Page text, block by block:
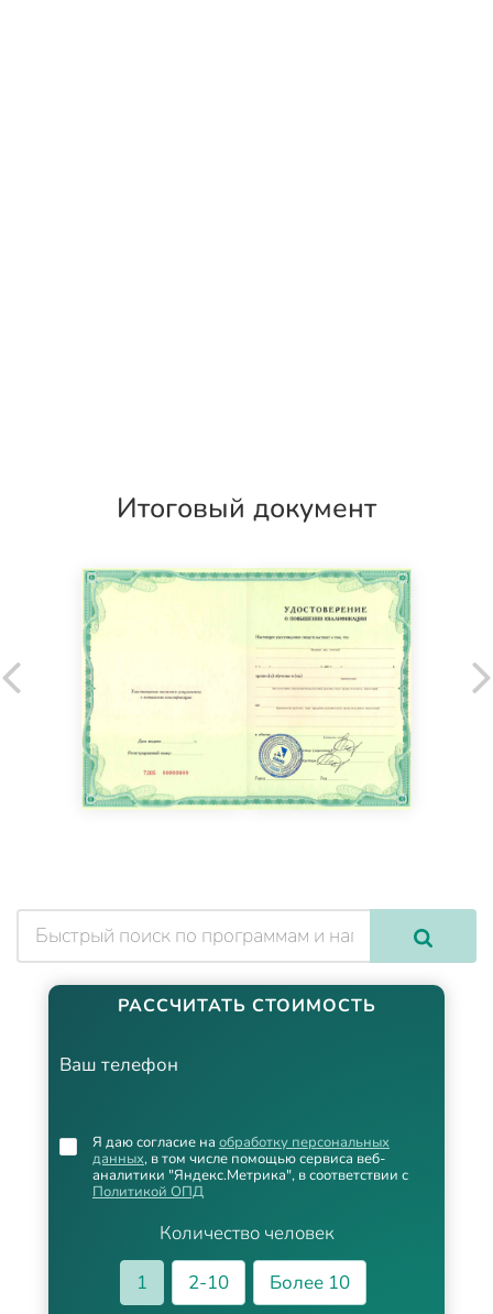
Итоговый документ
РАССЧИТАТЬ СТОИМОСТЬ
Ваш телефон
Количество человек
1
2-10
Более 10
Я даю согласие на обработку персональных
данных, в том числе помощью сервиса веб-
аналитики "Яндекс.Метрика", в соответствии с
Политикой ОПД